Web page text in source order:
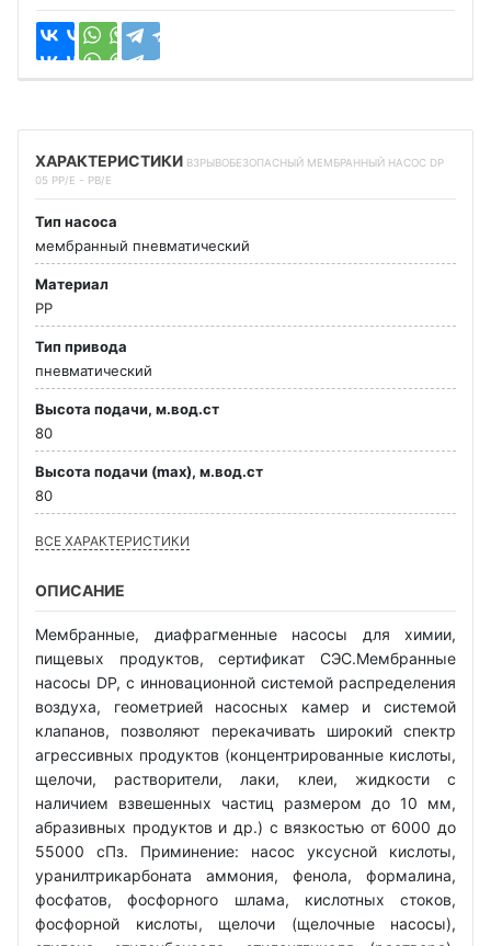
ХАРАКТЕРИСТИКИ ВЗРЫВОБЕЗОПАСНЫЙ МЕМБРАННЫЙ НАСОС DP
05 PP/E - PB/E
Тип насоса
мембранный пневматический
Материал
PP
Тип привода
пневматический
Высота подачи, м.вод.ст
80
Высота подачи (max), м.вод.ст
80
ВСЕ ХАРАКТЕРИСТИКИ
ОПИСАНИЕ
Мембранные, диафрагменные насосы для химии,
пищевых продуктов, сертификат СЭС.Мембранные
насосы DP, с инновационной системой распределения
воздуха, геометрией насосных камер и системой
клапанов, позволяют перекачивать широкий спектр
агрессивных продуктов (концентрированные кислоты,
щелочи, растворители, лаки, клеи, жидкости с
наличием взвешенных частиц размером до 10 мм,
абразивных продуктов и др.) с вязкостью от 6000 до
55000 сПз. Приминение: насос уксусной кислоты,
уранилтрикарбоната аммония, фенола, формалина,
фосфатов, фосфорного шлама, кислотных стоков,
фосфорной кислоты, щелочи (щелочные насосы),